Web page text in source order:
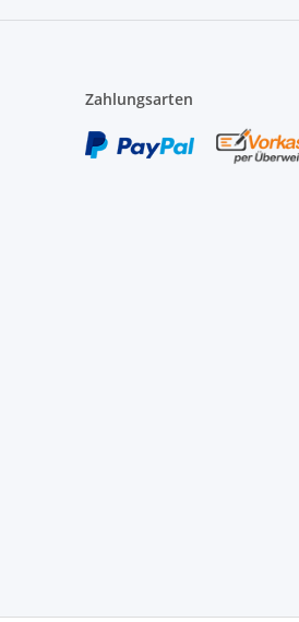
Zahlungsarten